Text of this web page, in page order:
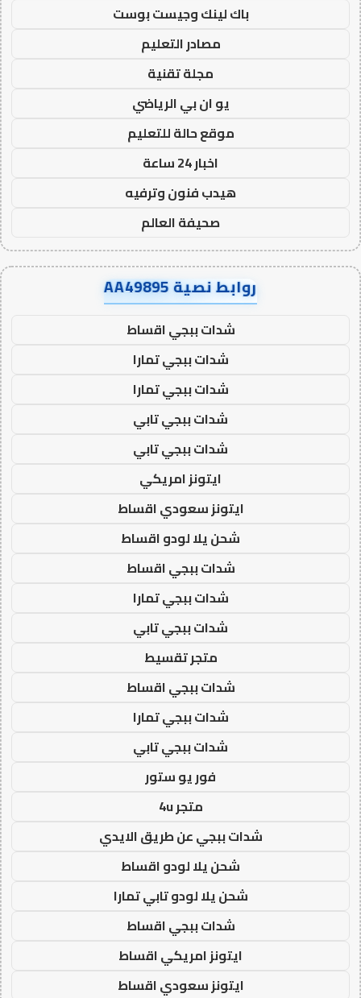
باك لينك وجيست بوست
مصادر التعليم
مجلة تقنية
يو ان بي الرياضي
موقع حالة للتعليم
اخبار 24 ساعة
هيدب فنون وترفيه
صحيفة العالم
روابط نصية AA49895
شدات ببجي اقساط
شدات ببجي تمارا
شدات ببجي تمارا
شدات ببجي تابي
شدات ببجي تابي
ايتونز امريكي
ايتونز سعودي اقساط
شحن يلا لودو اقساط
شدات ببجي اقساط
شدات ببجي تمارا
شدات ببجي تابي
متجر تقسيط
شدات ببجي اقساط
شدات ببجي تمارا
شدات ببجي تابي
فور يو ستور
متجر 4u
شدات ببجي عن طريق الايدي
شحن يلا لودو اقساط
شحن يلا لودو تابي تمارا
شدات ببجي اقساط
ايتونز امريكي اقساط
ايتونز سعودي اقساط